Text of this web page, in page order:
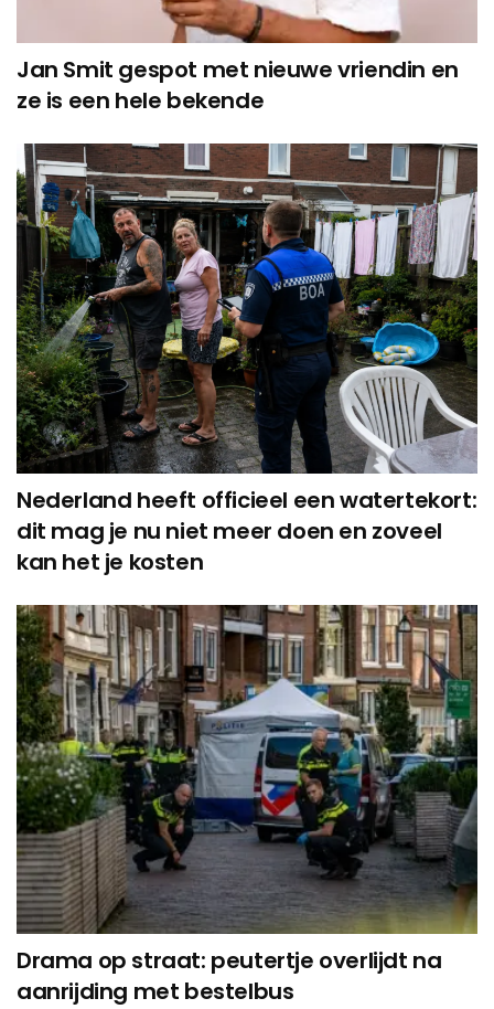
Jan Smit gespot met nieuwe vriendin en
ze is een hele bekende
Nederland heeft officieel een watertekort:
dit mag je nu niet meer doen en zoveel
kan het je kosten
Drama op straat: peutertje overlijdt na
aanrijding met bestelbus